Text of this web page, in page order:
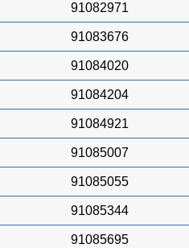
91082971
91083676
91084020
91084204
91084921
91085007
91085055
91085344
91085695